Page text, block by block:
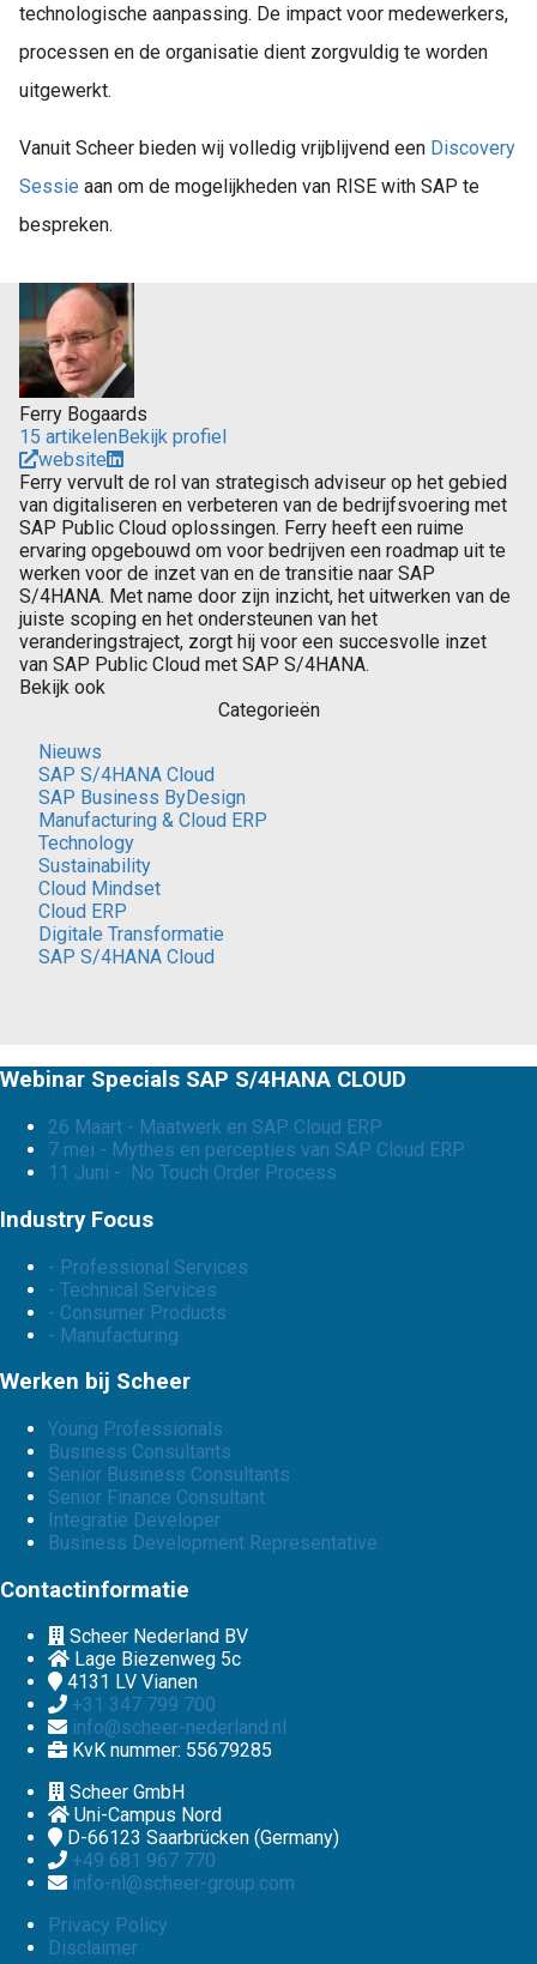
technologische aanpassing. De impact voor medewerkers,
processen en de organisatie dient zorgvuldig te worden
uitgewerkt.
Vanuit Scheer bieden wij volledig vrijblijvend een Discovery
Sessie aan om de mogelijkheden van RISE with SAP te
bespreken.
Ferry Bogaards
15 artikelenBekijk profiel
website
Ferry vervult de rol van strategisch adviseur op het gebied
van digitaliseren en verbeteren van de bedrijfsvoering met
SAP Public Cloud oplossingen. Ferry heeft een ruime
ervaring opgebouwd om voor bedrijven een roadmap uit te
werken voor de inzet van en de transitie naar SAP
S/4HANA. Met name door zijn inzicht, het uitwerken van de
juiste scoping en het ondersteunen van het
veranderingstraject, zorgt hij voor een succesvolle inzet
van SAP Public Cloud met SAP S/4HANA.
Bekijk ook
Categorieën
Nieuws
SAP S/4HANA Cloud
SAP Business ByDesign
Manufacturing & Cloud ERP
Technology
Sustainability
Cloud Mindset
Cloud ERP
Digitale Transformatie
SAP S/4HANA Cloud
Webinar Specials SAP S/4HANA CLOUD
26 Maart - Maatwerk en SAP Cloud ERP
7 mei - Mythes en percepties van SAP Cloud ERP
11 Juni - No Touch Order Process
Industry Focus
- Professional Services
- Technical Services
- Consumer Products
- Manufacturing
Werken bij Scheer
Young Professionals
Business Consultants
Senior Business Consultants
Senior Finance Consultant
Integratie Developer
Business Development Representative
Contactinformatie
Scheer Nederland BV
Lage Biezenweg 5c
4131 LV Vianen
+31 347 799 700
info@scheer-nederland.nl
KvK nummer: 55679285
Scheer GmbH
Uni-Campus Nord
D-66123 Saarbrücken (Germany)
+49 681 967 770
info-nl@scheer-group.com
Privacy Policy
Disclaimer